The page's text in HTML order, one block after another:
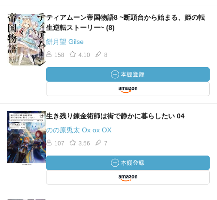
ティアムーン帝国物語8 ~断頭台から始まる、姫の転
生逆転ストーリー~ (8)
餅月望 Gilse
158 4.10 8
生き残り錬金術師は街で静かに暮らしたい 04
のの原兎太 Ox ox OX
107 3.56 7